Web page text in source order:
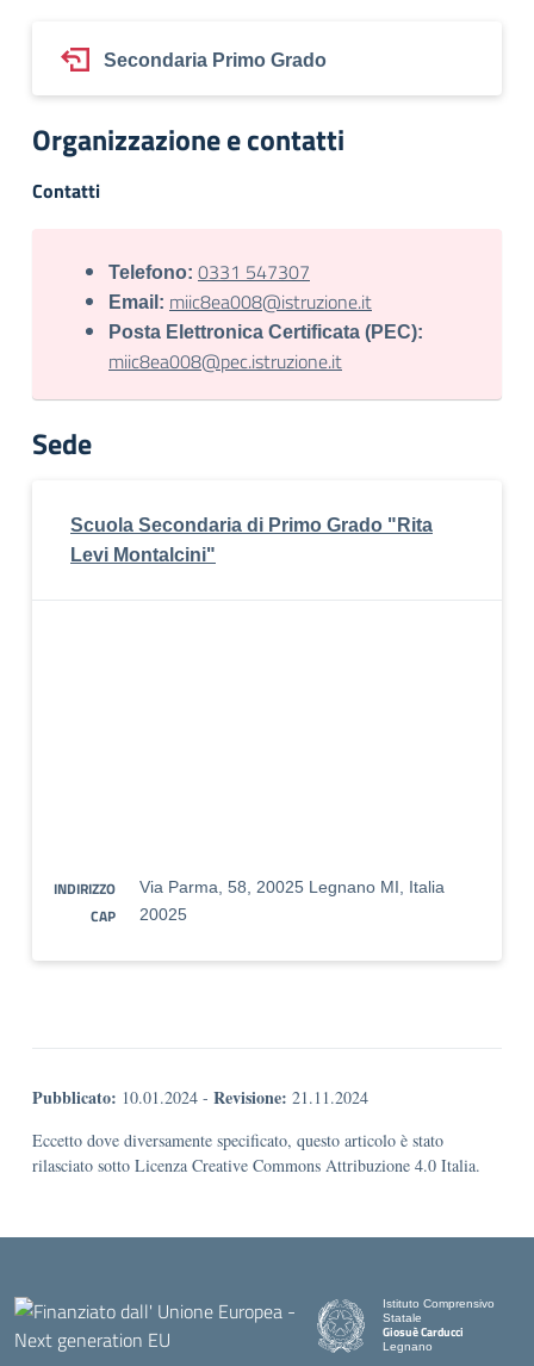
Secondaria Primo Grado
Organizzazione e contatti
Contatti
Telefono: 0331 547307
Email: miic8ea008@istruzione.it
Posta Elettronica Certificata (PEC):
miic8ea008@pec.istruzione.it
Sede
Scuola Secondaria di Primo Grado "Rita
Levi Montalcini"
INDIRIZZO Via Parma, 58, 20025 Legnano MI, Italia
CAP 20025
Pubblicato: 10.01.2024 - Revisione: 21.11.2024
Eccetto dove diversamente specificato, questo articolo è stato
rilasciato sotto Licenza Creative Commons Attribuzione 4.0 Italia.
Istituto Comprensivo
Statale
Giosuè Carducci
Legnano